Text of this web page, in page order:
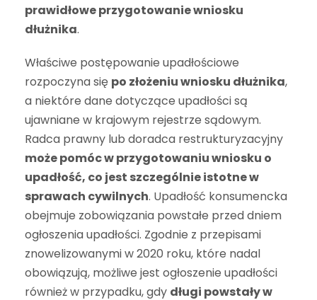
prawidłowe przygotowanie wniosku
dłużnika.
Właściwe postępowanie upadłościowe
rozpoczyna się po złożeniu wniosku dłużnika,
a niektóre dane dotyczące upadłości są
ujawniane w krajowym rejestrze sądowym.
Radca prawny lub doradca restrukturyzacyjny
może pomóc w przygotowaniu wniosku o
upadłość, co jest szczególnie istotne w
sprawach cywilnych. Upadłość konsumencka
obejmuje zobowiązania powstałe przed dniem
ogłoszenia upadłości. Zgodnie z przepisami
znowelizowanymi w 2020 roku, które nadal
obowiązują, możliwe jest ogłoszenie upadłości
również w przypadku, gdy długi powstały w